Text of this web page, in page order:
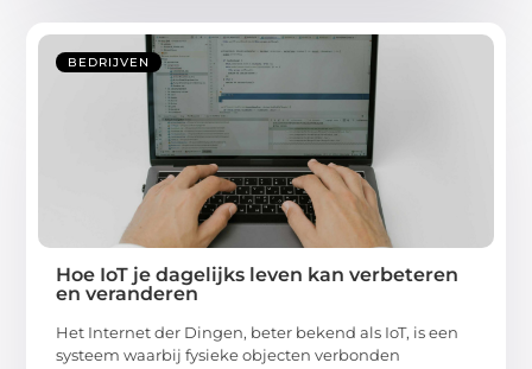
BEDRIJVEN
Hoe IoT je dagelijks leven kan verbeteren
en veranderen
Het Internet der Dingen, beter bekend als IoT, is een
systeem waarbij fysieke objecten verbonden